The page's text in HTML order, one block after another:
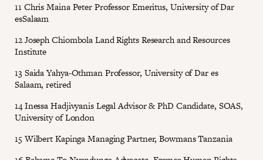
11 Chris Maina Peter Professor Emeritus, University of Dar
esSalaam
12 Joseph Chiombola Land Rights Research and Resources
Institute
13 Saida Yahya-Othman Professor, University of Dar es
Salaam, retired
14 Inessa Hadjivyanis Legal Advisor & PhD Candidate, SOAS,
University of London
15 Wilbert Kapinga Managing Partner, Bowmans Tanzania